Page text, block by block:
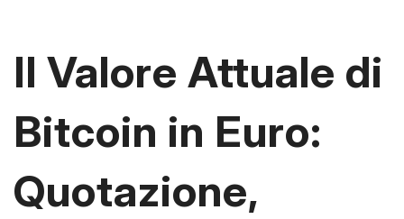
Il Valore Attuale di
Bitcoin in Euro:
Quotazione,